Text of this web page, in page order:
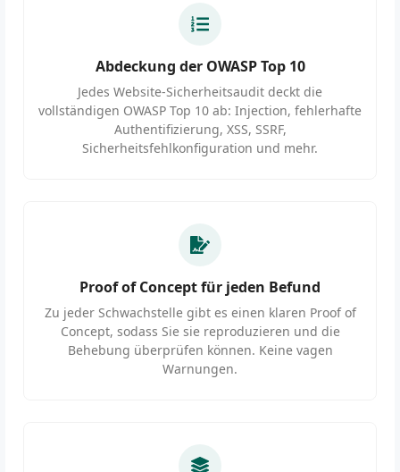
Abdeckung der OWASP Top 10
Jedes Website-Sicherheitsaudit deckt die
vollständigen OWASP Top 10 ab: Injection, fehlerhafte
Authentifizierung, XSS, SSRF,
Sicherheitsfehlkonfiguration und mehr.
Proof of Concept für jeden Befund
Zu jeder Schwachstelle gibt es einen klaren Proof of
Concept, sodass Sie sie reproduzieren und die
Behebung überprüfen können. Keine vagen
Warnungen.